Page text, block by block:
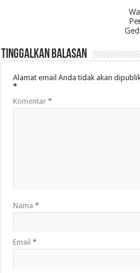
Tinggalkan Balasan
Alamat email Anda tidak akan
*
Komentar*
Nama*
Email*